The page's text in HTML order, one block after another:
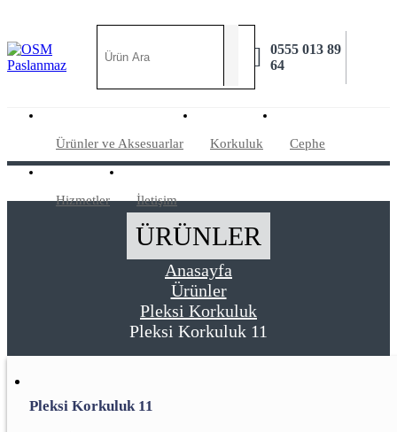

0555 013 89
64
Ürünler ve Aksesuarlar Korkuluk Cephe
Hizmetler İletişim
ÜRÜNLER
Anasayfa
Ürünler
Pleksi Korkuluk
Pleksi Korkuluk 11
Pleksi Korkuluk 11